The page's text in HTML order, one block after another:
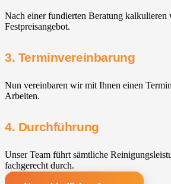
Nach einer fundierten Beratung kalkulieren
Festpreisangebot.
3. Terminvereinbarung
Nun vereinbaren wir mit Ihnen einen
Arbeiten.
4. Durchführung
Unser Team führt sämtliche
fachgerecht durch.